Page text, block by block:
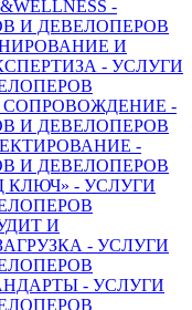
-
И ДЕВЕЛОПЕРОВ
И
- УСЛУГИ
-
И ДЕВЕЛОПЕРОВ
-
И ДЕВЕЛОПЕРОВ
КЛЮЧ» - УСЛУГИ
И
- УСЛУГИ
- УСЛУГИ